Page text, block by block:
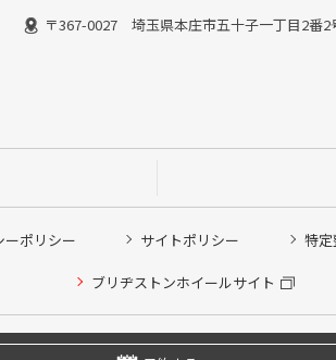
〒367-0027 埼玉県本庄市五十子一丁目2番2
ーポリシー サイトポリシー 特
ブリヂストンホイールサイト
© 2024 Bridgestone Retail Co.,Ltd. All rights Reserved.
約
約会員の方はこちらを選択ください
だけません